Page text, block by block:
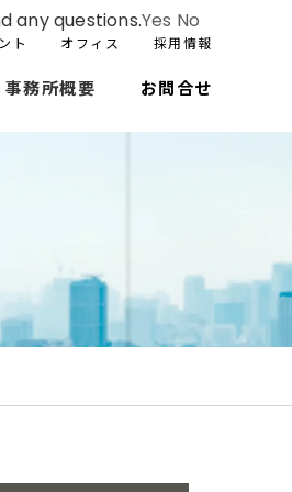
ト オフィス 採用情報
事務所概要 お問合せ
any questions.Yes No